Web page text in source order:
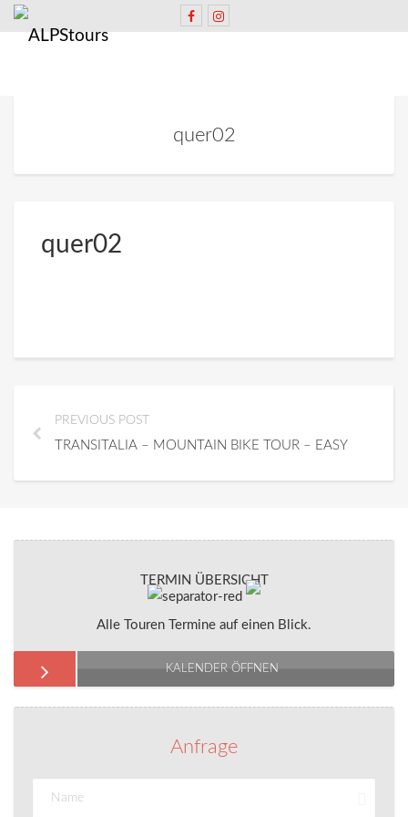
quer02
quer02
PREVIOUS POST
TRANSITALIA – MOUNTAIN BIKE TOUR – EASY
TERMIN ÜBERSICHT
Alle Touren Termine auf einen Blick.
KALENDER ÖFFNEN
Anfrage